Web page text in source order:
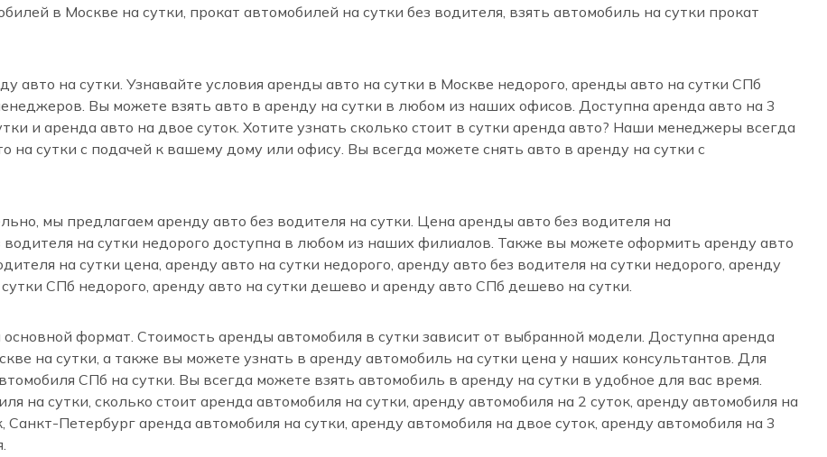
в Москве на сутки, прокат автомобилей на сутки без водителя, взять автомобиль на сутки прокат
авто на сутки. Узнавайте условия аренды авто на сутки в Москве недорого, аренды авто на сутки СПб
Вы можете взять авто в аренду на сутки в любом из наших офисов. Доступна аренда авто на 3
и аренда авто на двое суток. Хотите узнать сколько стоит в сутки аренда авто? Наши менеджеры всегда
на сутки с подачей к вашему дому или офису. Вы всегда можете снять авто в аренду на сутки с
мы предлагаем аренду авто без водителя на сутки. Цена аренды авто без водителя на
на сутки недорого доступна в любом из наших филиалов. Также вы можете оформить аренду авто
на сутки цена, аренду авто на сутки недорого, аренду авто без водителя на сутки недорого, аренду
СПб недорого, аренду авто на сутки дешево и аренду авто СПб дешево на сутки.
формат. Стоимость аренды автомобиля в сутки зависит от выбранной модели. Доступна аренда
на сутки, а также вы можете узнать в аренду автомобиль на сутки цена у наших консультантов. Для
СПб на сутки. Вы всегда можете взять автомобиль в аренду на сутки в удобное для вас время.
на сутки, сколько стоит аренда автомобиля на сутки, аренду автомобиля на 2 суток, аренду автомобиля на
Санкт-Петербург аренда автомобиля на сутки, аренду автомобиля на двое суток, аренду автомобиля на 3